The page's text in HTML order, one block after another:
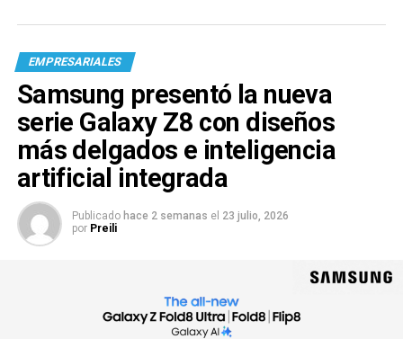
EMPRESARIALES
Samsung presentó la nueva
serie Galaxy Z8 con diseños
más delgados e inteligencia
artificial integrada
Publicado hace 2 semanas el 23 julio, 2026
por Preili